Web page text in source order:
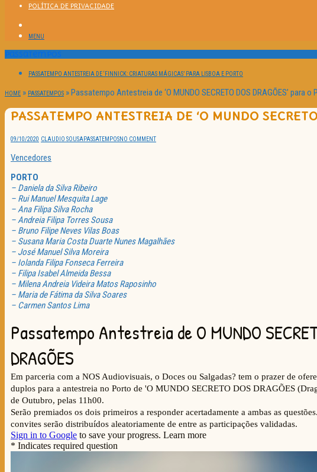
POLÍTICA DE PRIVACIDADE
MENU
Passatempos
PASSATEMPO ANTESTREIA DE ‘FINNICK: CRIATURAS MÁGICAS’ PARA LISBOA E PORTO
HOME » PASSATEMPOS »Passatempo Antestreia de ‘O MUNDO SECRETO DOS DRAGÕES’ para o
PASSATEMPO ANTESTREIA DE ‘O MUNDO
09/10/2020 CLAUDIO SOUSAPASSATEMPOSNO COMMENT
Vencedores
PORTO
– Daniela da Silva Ribeiro
– Rui Manuel Mesquita Lage
– Ana Filipa Silva Rocha
– Andreia Filipa Torres Sousa
– Bruno Filipe Neves Vilas Boas
– Susana Maria Costa Duarte Nunes Magalhães
– José Manuel Silva Moreira
– Iolanda Filipa Fonseca Ferreira
– Filipa Isabel Almeida Bessa
– Milena Andreia Videira Matos Raposinho
– Maria de Fátima da Silva Soares
– Carmen Santos Lima